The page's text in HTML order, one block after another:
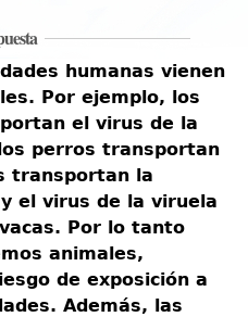
humanas vienen
Por ejemplo, los
el virus de la
perros transportan
transportan la
el virus de la viruela
Por lo tanto
animales,
de exposición a
Además, las